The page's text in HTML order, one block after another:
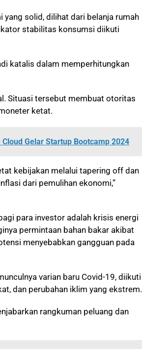
solid, dilihat dari belanja rumah
stabilitas konsumsi diikuti
katalis dalam memperhitungkan
Situasi tersebut membuat otoritas
ketat.
Gelar Startup Bootcamp 2024
kebijakan melalui tapering off dan
dari pemulihan ekonomi,”
para investor adalah krisis energi
permintaan bahan bakar akibat
menyebabkan gangguan pada
varian baru Covid-19, diikuti
dan perubahan iklim yang ekstrem.
rangkuman peluang dan